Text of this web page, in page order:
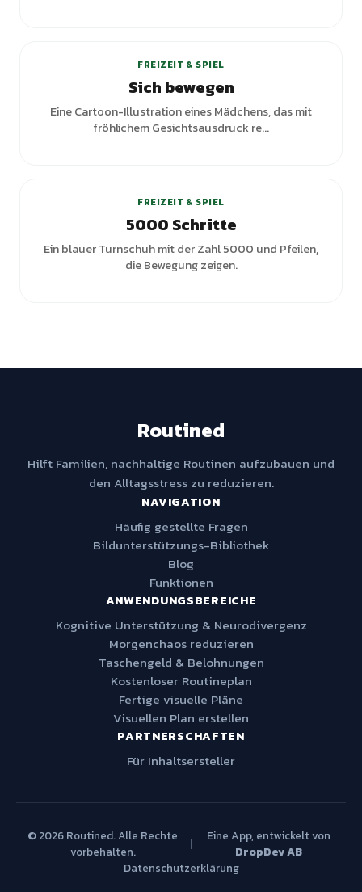
FREIZEIT & SPIEL
Sich bewegen
Eine Cartoon-Illustration eines Mädchens, das mit
fröhlichem Gesichtsausdruck re...
FREIZEIT & SPIEL
5000 Schritte
Ein blauer Turnschuh mit der Zahl 5000 und Pfeilen,
die Bewegung zeigen.
Routined
Hilft Familien, nachhaltige Routinen aufzubauen und
den Alltagsstress zu reduzieren.
NAVIGATION
Häufig gestellte Fragen
Bildunterstützungs-Bibliothek
Blog
Funktionen
ANWENDUNGSBEREICHE
Kognitive Unterstützung & Neurodivergenz
Morgenchaos reduzieren
Taschengeld & Belohnungen
Kostenloser Routineplan
Fertige visuelle Pläne
Visuellen Plan erstellen
PARTNERSCHAFTEN
Für Inhaltsersteller
© 2026 Routined. Alle Rechte
vorbehalten.
|
Eine App, entwickelt von
DropDev AB
Datenschutzerklärung